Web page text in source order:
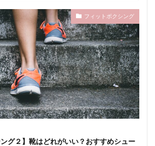
フィットボクシング
ング２】靴はどれがいい？おすすめシュー